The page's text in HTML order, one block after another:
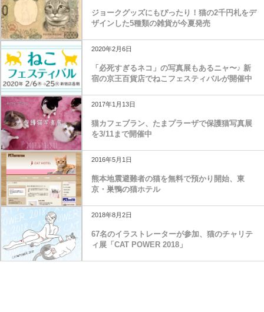
ジョークグッズにもぴったり！猫の2千円札をデ
ザインした5種類の雑貨が今夏発売
2020年2月6日
「必死すぎるネコ」の写真展もあるニャ〜♪ 新
宿の京王百貨店でねこフェスティバルが開催中
2017年1月13日
猫カフェブラン、たまプラーザで保護猫写真展
を3/11まで開催中
2016年5月1日
熊本地震避難者の猫を無料で預かり開始、東
京・巣鴨の猫ホテル
2018年8月2日
67名のイラストレーターが参加、猫のチャリテ
ィ展「CAT POWER 2018」